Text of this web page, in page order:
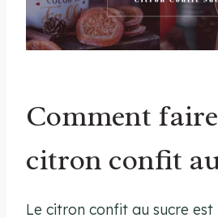
Comment
citron confit
Le citron confit au sucre est